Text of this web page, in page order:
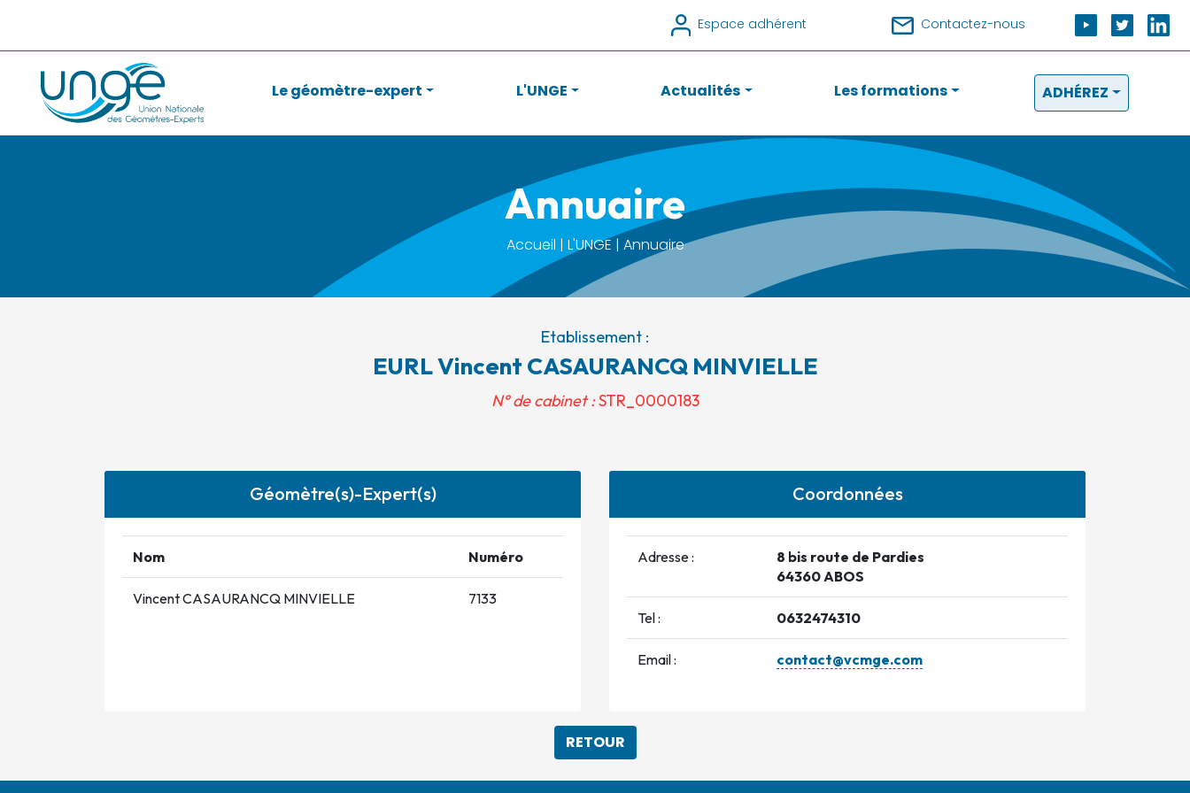
Espace adhérent Contactez-nous
Le géomètre-expert L'UNGE Actualités Les formations ADHÉREZ
Annuaire
Accueil | L'UNGE | Annuaire
Etablissement :
EURL Vincent CASAURANCQ MINVIELLE
N° de cabinet :STR_0000183
Géomètre(s)-Expert(s)
Nom Numéro
Vincent CASAURANCQ MINVIELLE 7133
Coordonnées
Adresse :
8 bis route de Pardies
64360 ABOS
Tel : 0632474310
Email : contact@vcmge.com
RETOUR